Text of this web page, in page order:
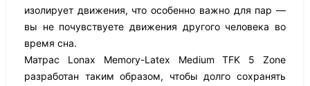
изолирует движения, что особенно важно для пар —
вы не почувствуете движения другого человека во
время сна.
Матрас Lonax Memory-Latex Medium TFK 5 Zone
разработан таким образом, чтобы долго сохранять